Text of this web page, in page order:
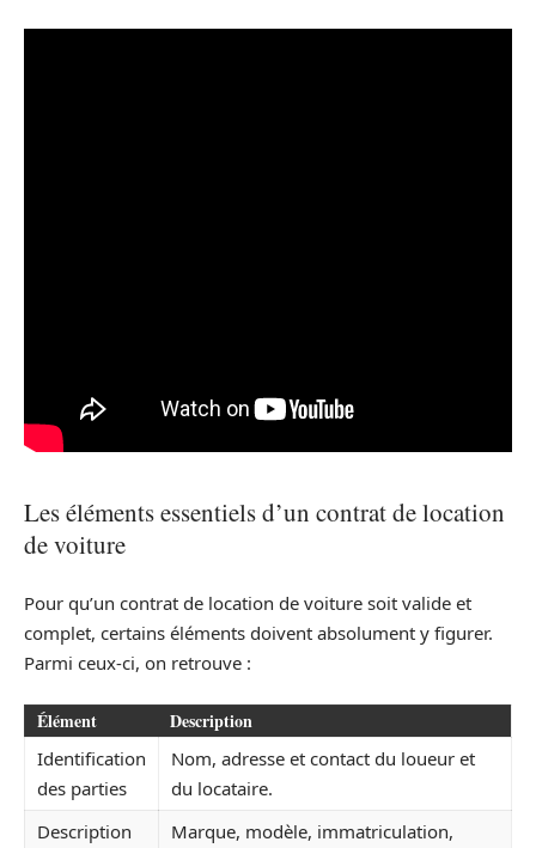
Les éléments essentiels d’un contrat de location
de voiture
Pour qu’un contrat de location de voiture soit valide et
complet, certains éléments doivent absolument y figurer.
Parmi ceux-ci, on retrouve :
Élément Description
Identification
des parties
Nom, adresse et contact du loueur et
du locataire.
Description
Marque, modèle, immatriculation,